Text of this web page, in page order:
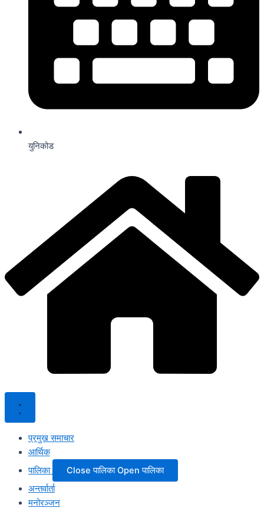
युनिकोड
प्रमुख समाचार
आर्थिक
पालिका
Close पालिका Open पालिका
अन्तर्वार्ता
मनोरञ्जन